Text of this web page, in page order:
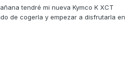
tendré mi nueva Kymco K XCT
de cogerla y empezar a disfrutarla en